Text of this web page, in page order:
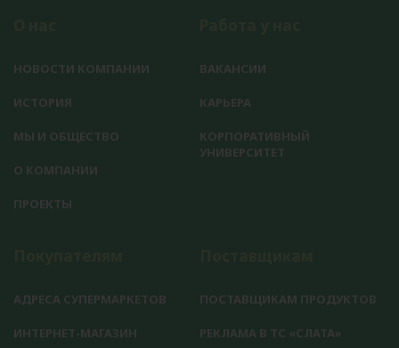
НОВОСТИ КОМПАНИИ
ИСТОРИЯ
МЫ И ОБЩЕСТВО
О КОМПАНИИ
ПРОЕКТЫ
ВАКАНСИИ
КАРЬЕРА
КОРПОРАТИВНЫЙ
УНИВЕРСИТЕТ
АДРЕСА СУПЕРМАРКЕТОВ
ИНТЕРНЕТ-МАГАЗИН
ПОСТАВЩИКАМ ПРОДУКТОВ
РЕКЛАМА В ТС «СЛАТА»